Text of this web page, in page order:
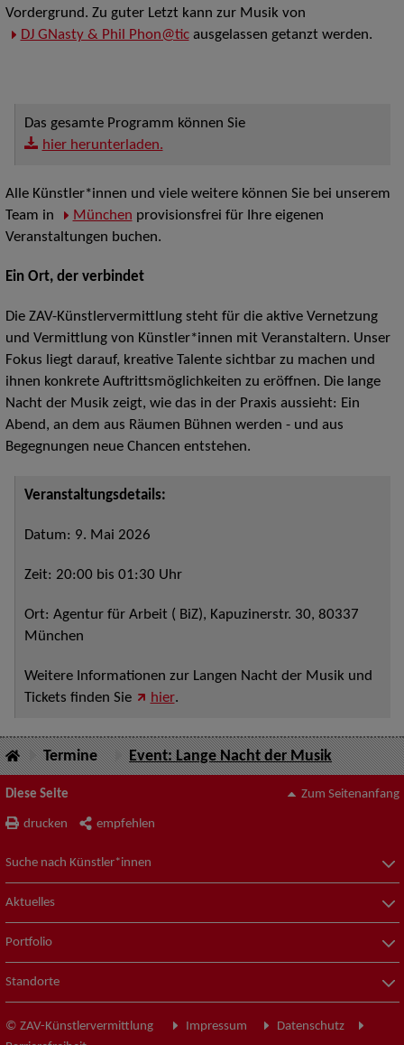
Vordergrund. Zu guter Letzt kann zur Musik von
DJ GNasty & Phil Phon@ticausgelassen getanzt werden.
Das gesamte Programm können Sie
hier herunterladen.
Alle Künstler*innen und viele weitere können Sie bei unserem
Team in
München provisionsfrei für Ihre eigenen
Veranstaltungen buchen.
Ein Ort, der verbindet
Die ZAV-Künstlervermittlung steht für die aktive Vernetzung
und Vermittlung von Künstler*innen mit Veranstaltern. Unser
Fokus liegt darauf, kreative Talente sichtbar zu machen und
ihnen konkrete Auftrittsmöglichkeiten zu eröffnen. Die lange
Nacht der Musik zeigt, wie das in der Praxis aussieht: Ein
Abend, an dem aus Räumen Bühnen werden - und aus
Begegnungen neue Chancen entstehen.
Veranstaltungsdetails:
Datum: 9. Mai 2026
Zeit: 20:00 bis 01:30 Uhr
Ort: Agentur für Arbeit ( BiZ), Kapuzinerstr. 30, 80337
München
Weitere Informationen zur Langen Nacht der Musik und
Tickets finden Sie
hier.
Termine Event: Lange Nacht der Musik
Diese Seite
drucken empfehlen
Zum Seitenanfang
Suche nach Künstler*innen
Aktuelles
Portfolio
Standorte
© ZAV-Künstlervermittlung Impressum
Datenschutz